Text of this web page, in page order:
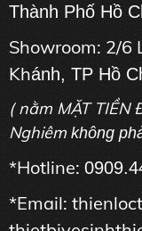
Thành Phố Hồ
Showroom: 2/6
Khánh, TP Hồ
( nằm MẶT TIỀN
Nghiêm không
*Hotline:
*Email: